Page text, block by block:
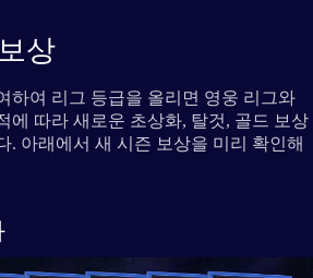
상
하여 리그 등급을 올리면 영웅 리그와
에 따라 새로운 초상화, 탈것, 골드 보상
. 아래에서 새 시즌 보상을 미리 확인해